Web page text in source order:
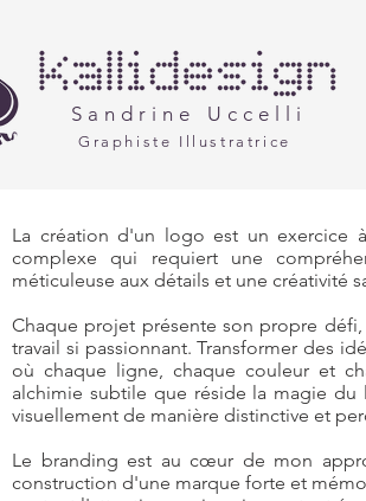
Sandrine Uccelli
Graphiste Illustratrice
La création d'un logo est un exercice
complexe qui requiert une
méticuleuse aux détails et une créativité
Chaque projet présente son propre
travail si passionnant. Transformer des
où chaque ligne, chaque couleur et
alchimie subtile que réside la magie
visuellement de manière distinctive et
​Le branding est au cœur de mon
construction d'une marque forte et